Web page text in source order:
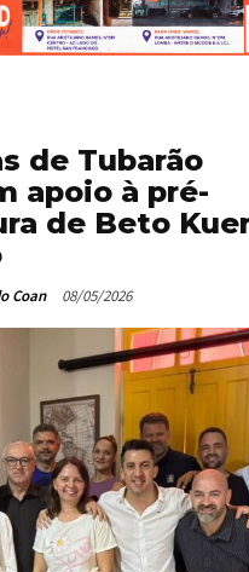
de Tubarão
apoio à pré-
de Beto
Coan 08/05/2026